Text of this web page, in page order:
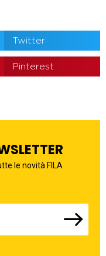
Twitter
Pinterest
le novità FILA